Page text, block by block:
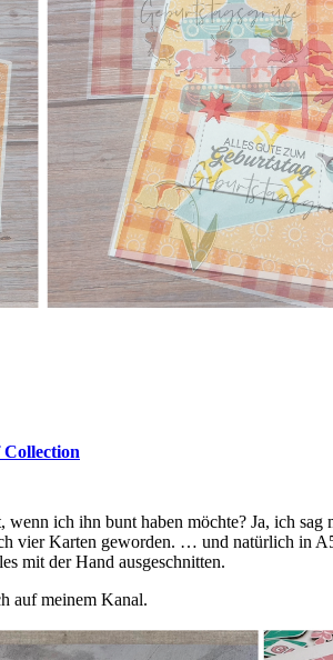
ich ihn bunt haben möchte? Ja, ich
vier Karten geworden. … und natürlich in
mit der Hand ausgeschnitten.
auf meinem Kanal.